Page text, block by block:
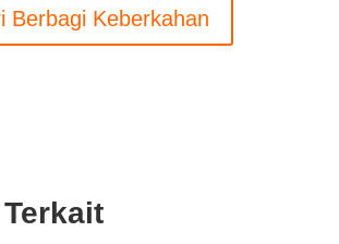
Berbagi Keberkahan